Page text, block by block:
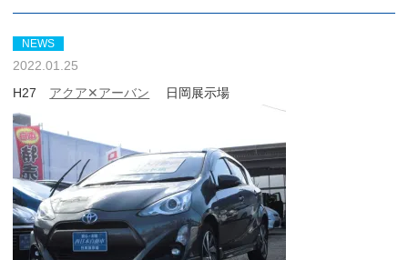
NEWS
2022.01.25
H27 アクア✕アーバン 日岡展示場